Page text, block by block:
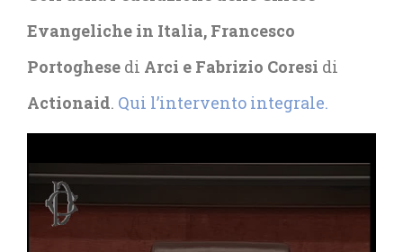
Evangeliche in Italia, Francesco
Portoghese di Arci e Fabrizio Coresi di
Actionaid. Qui l’intervento integrale.